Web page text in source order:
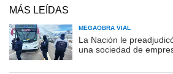
MÁS LEÍDAS
MEGAOBRA VIAL
La Nación le
una sociedad de